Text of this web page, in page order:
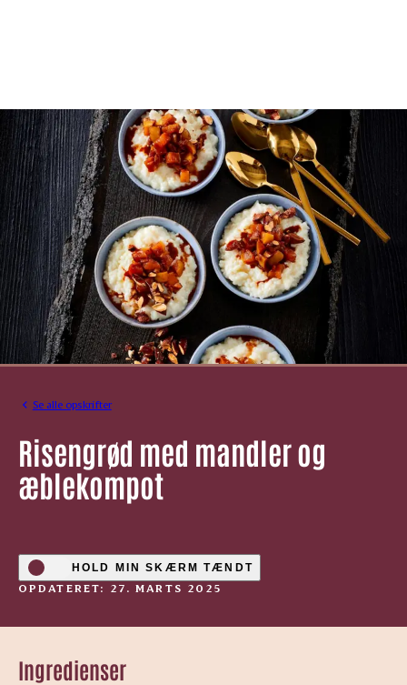
Se alle opskrifter
Risengrød med mandler og
æblekompot
HOLD MIN SKÆRM TÆNDT
OPDATERET: 27. MARTS 2025
Ingredienser